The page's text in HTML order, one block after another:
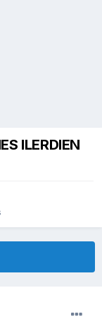
ILERDIEN